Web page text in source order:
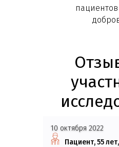
10 октября 2022
Пациент, 55